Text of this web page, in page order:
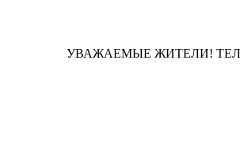
УВАЖАЕМЫЕ ЖИТЕЛИ!